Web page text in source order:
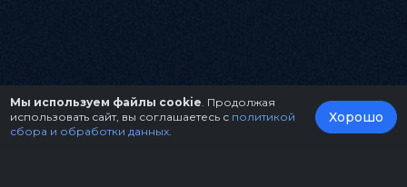
Мы используем файлы cookie . Продолжая
использовать сайт, вы соглашаетесь с политикой
сбора и обработки данных
Хорошо